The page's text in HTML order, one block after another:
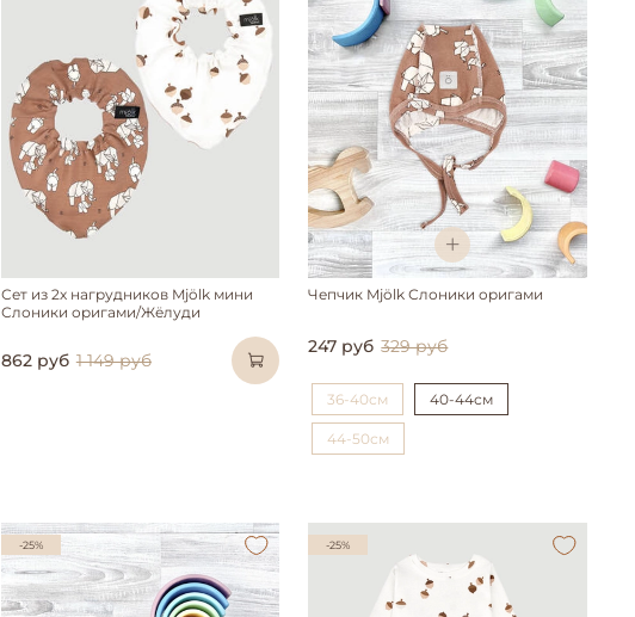
Сет из 2х нагрудников Mjölk мини
Слоники оригами/Жёлуди
862 руб 1 149 руб
Чепчик Mjölk Слоники оригами
247 руб 329 руб
36-40см 40-44см
44-50см
-25% -25%